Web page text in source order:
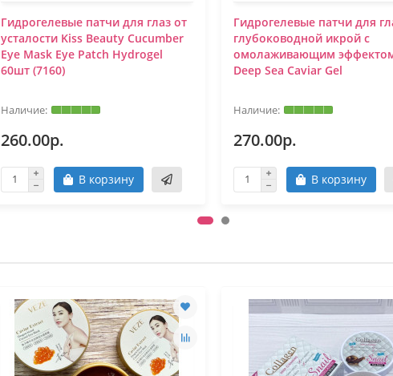
Гидрогелевые патчи для глаз от
усталости Kiss Beauty Cucumber
Eye Mask Eye Patch Hydrogel
60шт (7160)
260.00р.
В корзину
Гидрогелевые патчи для
глубоководной икрой c
омолаживающим
Deep Sea Caviar Gel
270.00р.
В корзину